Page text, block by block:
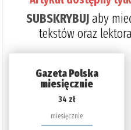
SUBSKRYBUJaby
tekstów oraz
Gazeta Polska
miesięcznie
34 zł
miesięcznie